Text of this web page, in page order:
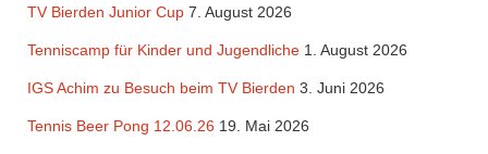
TV Bierden Junior Cup 7. August 2026
Tenniscamp für Kinder und Jugendliche 1. August 2026
IGS Achim zu Besuch beim TV Bierden 3. Juni 2026
Tennis Beer Pong 12.06.26 19. Mai 2026